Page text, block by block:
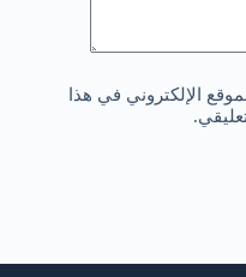
الإلكتروني في هذا